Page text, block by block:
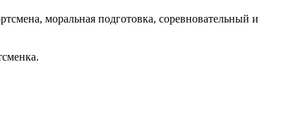
моральная подготовка, соревновательный и